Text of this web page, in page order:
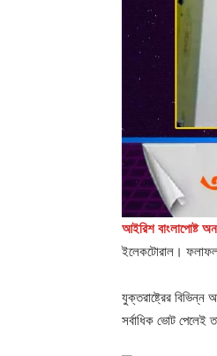
আইরিশ বাংলাপোষ্ট
ইলেকটোরাল।
যুক্তরাষ্ট্রের বিভিন্ন
সর্বাধিক ভোট পেলেই